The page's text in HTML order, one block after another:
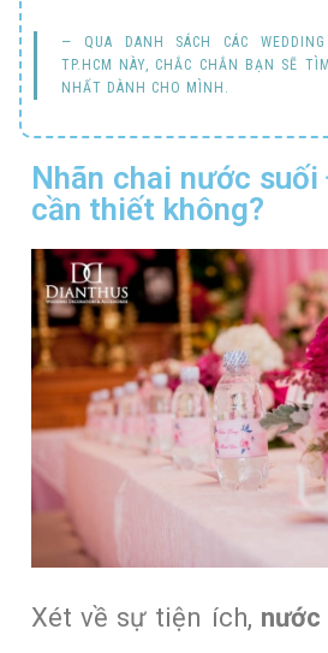
QUA DANH SÁCH CÁC
TP.HCM NÀY, CHẮC CHẮN BẠN SẼ
NHẤT DÀNH CHO MÌNH.
Nhãn chai nước
cần thiết không?
Xét về sự tiện ích, nước